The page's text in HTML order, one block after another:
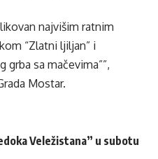
najvišim ratnim
“Zlatni ljiljan” i
grba sa mačevima””,
Mostar.
Veležistana” u subotu